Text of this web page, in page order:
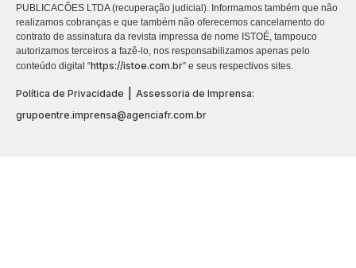
PUBLICACÕES LTDA (recuperação judicial). Informamos também que não
realizamos cobranças e que também não oferecemos cancelamento do
contrato de assinatura da revista impressa de nome ISTOÉ, tampouco
autorizamos terceiros a fazê-lo, nos responsabilizamos apenas pelo
conteúdo digital “https://istoe.com.br” e seus respectivos sites.
Política de Privacidade
Assessoria de Imprensa:
grupoentre.imprensa@agenciafr.com.br